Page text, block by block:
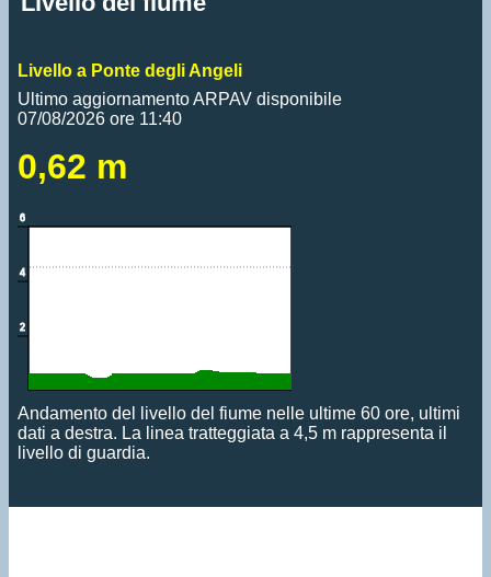
Livello a Ponte degli Angeli
Ultimo aggiornamento ARPAV disponibile
07/08/2026 ore 11:40
0,62 m
Andamento del livello del fiume nelle ultime 60 ore, ultimi
dati a destra. La linea tratteggiata a 4,5 m rappresenta il
livello di guardia.